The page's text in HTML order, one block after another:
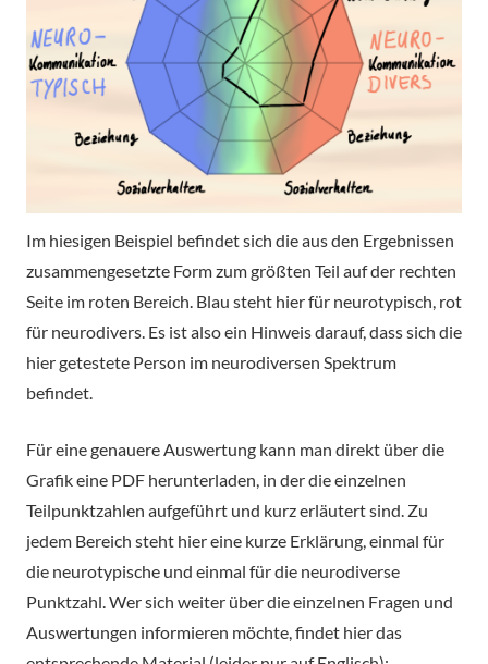
Im hiesigen Beispiel befindet sich die aus den Ergebnissen
zusammengesetzte Form zum größten Teil auf der rechten
Seite im roten Bereich. Blau steht hier für neurotypisch, rot
für neurodivers. Es ist also ein Hinweis darauf, dass sich die
hier getestete Person im neurodiversen Spektrum
befindet.
Für eine genauere Auswertung kann man direkt über die
Grafik eine PDF herunterladen, in der die einzelnen
Teilpunktzahlen aufgeführt und kurz erläutert sind. Zu
jedem Bereich steht hier eine kurze Erklärung, einmal für
die neurotypische und einmal für die neurodiverse
Punktzahl. Wer sich weiter über die einzelnen Fragen und
Auswertungen informieren möchte, findet hier das